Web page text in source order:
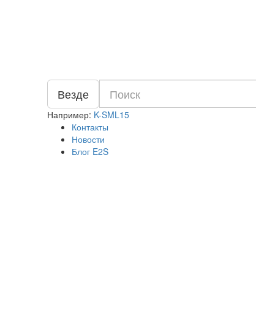
Везде
Например: K-SML15
Контакты
Новости
Блог E2S